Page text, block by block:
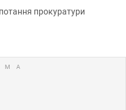
прокуратури